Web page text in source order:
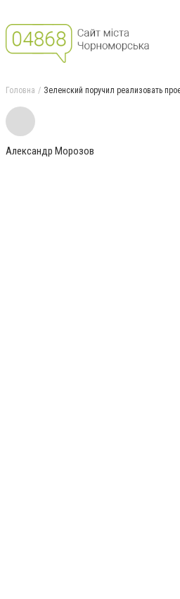
Головна Зеленский поручил реализовать
Александр Морозов